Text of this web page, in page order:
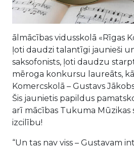
ālmācības vidusskolā «Rīgas
ļoti daudzi talantīgi jaunieši
saksofonists, ļoti daudzu
mēroga konkursu laureāts,
Komercskolā – Gustavs
Šis jaunietis papildus
arī mācības Tukuma Mūzikas
izcilību!
“Un tas nav viss – Gustavam